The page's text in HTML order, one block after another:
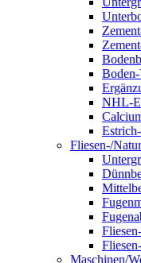
Boden-
NHL-
Fliesen-/
Maschinen/